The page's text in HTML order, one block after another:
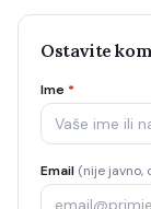
Ostavite
Ime *
Email (nije javno,